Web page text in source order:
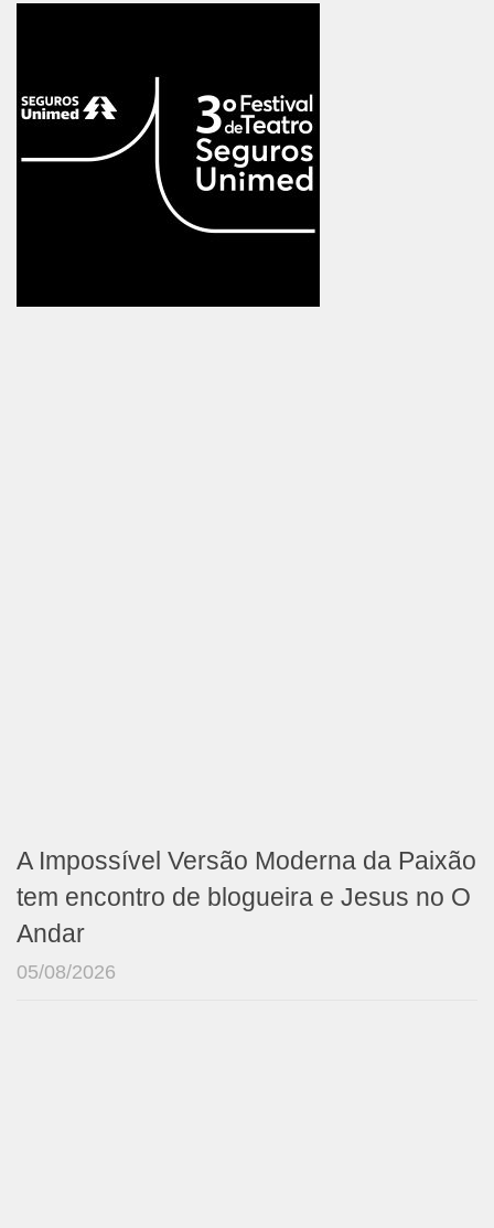
A Impossível Versão Moderna da Paixão
tem encontro de blogueira e Jesus no O
Andar
05/08/2026